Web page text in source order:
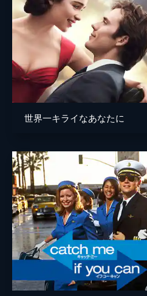
製作
世界一キライなあなたに